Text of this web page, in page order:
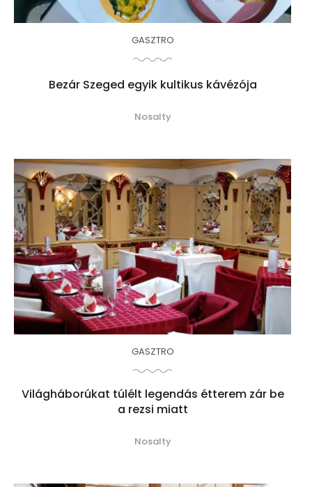
GASZTRO
Bezár Szeged egyik kultikus kávézója
Nosalty
GASZTRO
Világháborúkat túlélt legendás étterem zár be
a rezsi miatt
Nosalty